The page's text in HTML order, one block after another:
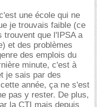
une école qui ne
je trouvais faible (ce
trouvent que l'IPSA a
et des problèmes
des emplois du
minute, c'est à
je sais par des
année, ça ne s'est
pas y rester. De plus,
la CTI mais depuis